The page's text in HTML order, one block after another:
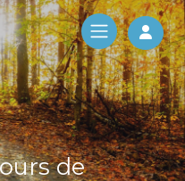
Log
de